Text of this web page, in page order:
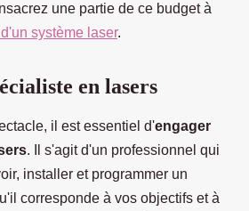
une partie de ce budget à
système laser.
en lasers
il est essentiel d'engager
. Il s'agit d'un professionnel qui
installer et programmer un
corresponde à vos objectifs et à